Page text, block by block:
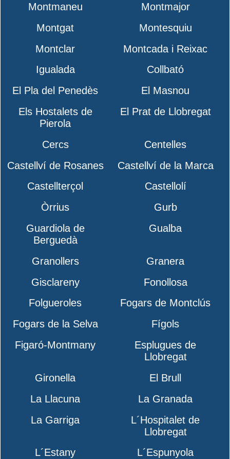
Montmaneu
Montmajor
Montgat
Montesquiu
Montclar
Montcada i Reixac
Igualada
Collbató
El Pla del Penedès
El Masnou
Els Hostalets de
Pierola
El Prat de Llobregat
Cercs
Centelles
Castellví de Rosanes
Castellví de la Marca
Castellterçol
Castellolí
Òrrius
Gurb
Guardiola de
Berguedà
Gualba
Granollers
Granera
Gisclareny
Fonollosa
Folgueroles
Fogars de Montclús
Fogars de la Selva
Fígols
Figaró-Montmany
Esplugues de
Llobregat
Gironella
El Brull
La Llacuna
La Granada
La Garriga
L´Hospitalet de
Llobregat
L´Estany
L´Espunyola